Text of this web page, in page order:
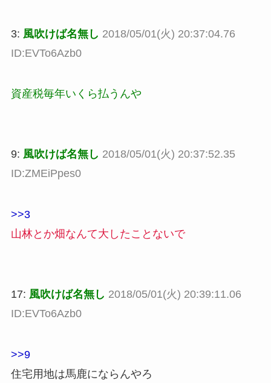
3: 風吹けば名無し 2018/05/01(火) 20:37:04.76
ID:EVTo6Azb0
資産税毎年いくら払うんや
9: 風吹けば名無し 2018/05/01(火) 20:37:52.35
ID:ZMEiPpes0
>>3
山林とか畑なんて大したことないで
17: 風吹けば名無し 2018/05/01(火) 20:39:11.06
ID:EVTo6Azb0
>>9
住宅用地は馬鹿にならんやろ